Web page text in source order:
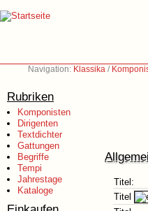
Navigation: Klassika /
Rubriken
Komponisten
Dirigenten
Textdichter
Gattungen
Begriffe
Tempi
Jahrestage
Kataloge
Titel:
Titel